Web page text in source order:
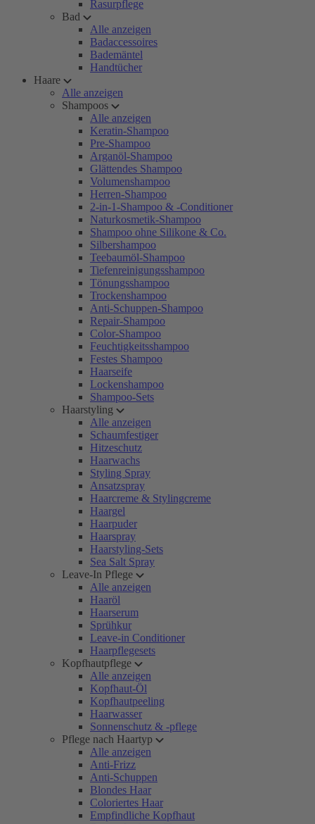
Rasurpflege
Bad
Alle anzeigen
Badaccessoires
Bademäntel
Handtücher
Haare
Alle anzeigen
Shampoos
Alle anzeigen
Keratin-Shampoo
Pre-Shampoo
Arganöl-Shampoo
Glättendes Shampoo
Volumenshampoo
Herren-Shampoo
2-in-1-Shampoo & -Conditioner
Naturkosmetik-Shampoo
Shampoo ohne Silikone & Co.
Silbershampoo
Teebaumöl-Shampoo
Tiefenreinigungsshampoo
Tönungsshampoo
Trockenshampoo
Anti-Schuppen-Shampoo
Repair-Shampoo
Color-Shampoo
Feuchtigkeitsshampoo
Festes Shampoo
Haarseife
Lockenshampoo
Shampoo-Sets
Haarstyling
Alle anzeigen
Schaumfestiger
Hitzeschutz
Haarwachs
Styling Spray
Ansatzspray
Haarcreme & Stylingcreme
Haargel
Haarpuder
Haarspray
Haarstyling-Sets
Sea Salt Spray
Leave-In Pflege
Alle anzeigen
Haaröl
Haarserum
Sprühkur
Leave-in Conditioner
Haarpflegesets
Kopfhautpflege
Alle anzeigen
Kopfhaut-Öl
Kopfhautpeeling
Haarwasser
Sonnenschutz & -pflege
Pflege nach Haartyp
Alle anzeigen
Anti-Frizz
Anti-Schuppen
Blondes Haar
Coloriertes Haar
Empfindliche Kopfhaut